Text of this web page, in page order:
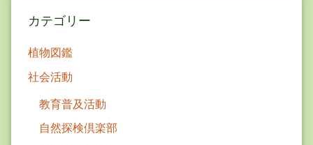
カテゴリー
植物図鑑
社会活動
教育普及活動
自然探検倶楽部